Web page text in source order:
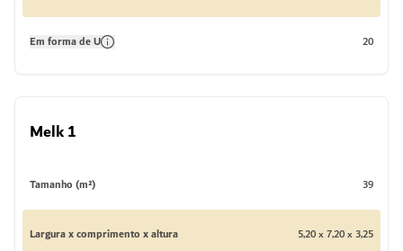
Em forma de U 20
Melk 1
Tamanho (m²) 39
Largura x comprimento x altura 5,20 x 7,20 x 3,25